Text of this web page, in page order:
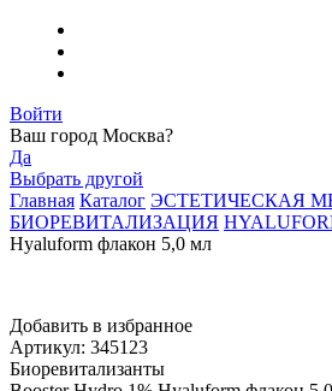
Войти
Ваш город Москва?
Да
Выбрать другой
Главная Каталог ЭСТЕТИЧЕСКАЯ
БИОРЕВИТАЛИЗАЦИЯ
Hyaluform флакон 5,0 мл
Добавить в избранное
Артикул: 345123
Биоревитализанты